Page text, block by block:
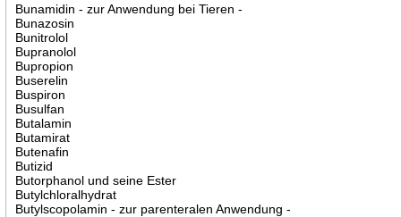
Bunamidin - zur Anwendung bei Tieren -
Bunazosin
Bunitrolol
Bupranolol
Bupropion
Buserelin
Buspiron
Busulfan
Butalamin
Butamirat
Butenafin
Butizid
Butorphanol und seine Ester
Butylchloralhydrat
Butylscopolamin - zur parenteralen Anwendung -